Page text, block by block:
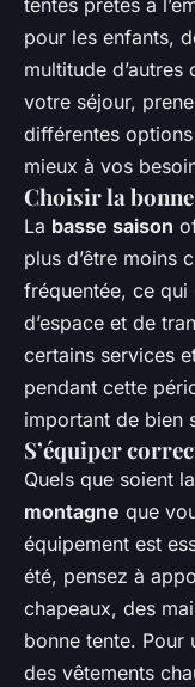
tentes prêtes à
pour les enfants,
multitude
votre séjour,
différentes
mieux à vos
Choisir la
La basse saison
plus d’être moins
fréquentée, ce
d’espace et de
certains services
pendant cette
important de bien
S’équiper
Quels que soient
montagne que
équipement est
été, pensez à
chapeaux, des
bonne tente. Pour
des vêtements